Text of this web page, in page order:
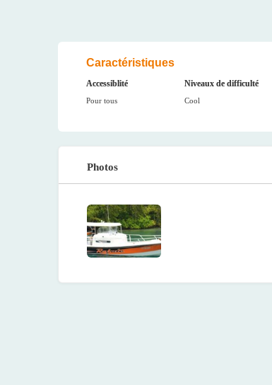
Caractéristiques
Accessiblité
Pour tous
Niveaux de difficulté
Cool
Photos